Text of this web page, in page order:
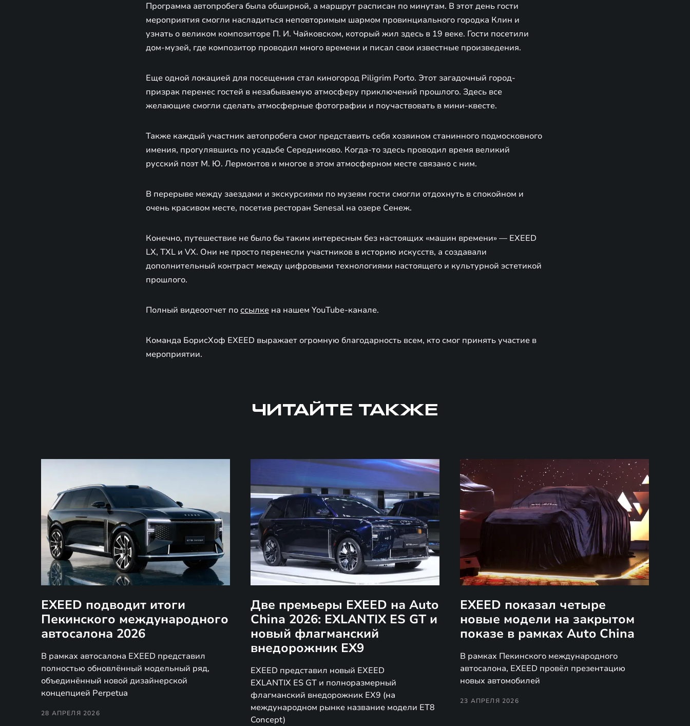
Программа автопробега была обширной, а маршрут расписан по минутам. В этот день гости
мероприятия смогли насладиться неповторимым шармом провинциального городка Клин и
узнать о великом композиторе П. И. Чайковском, который жил здесь в 19 веке. Гости посетили
дом-музей, где композитор проводил много времени и писал свои известные произведения.
Еще одной локацией для посещения стал киногород Piligrim Porto. Этот загадочный город-
призрак перенес гостей в незабываемую атмосферу приключений прошлого. Здесь все
желающие смогли сделать атмосферные фотографии и поучаствовать в мини-квесте.
Также каждый участник автопробега смог представить себя хозяином станинного подмосковного
имения, прогулявшись по усадьбе Середниково. Когда-то здесь проводил время великий
русский поэт М. Ю. Лермонтов и многое в этом атмосферном месте связано с ним.
В перерыве между заездами и экскурсиями по музеям гости смогли отдохнуть в спокойном и
очень красивом месте, посетив ресторан Senesal на озере Сенеж.
Конечно, путешествие не было бы таким интересным без настоящих «машин времени» — EXEED
LX, TXL и VX. Они не просто перенесли участников в историю искусств, а создавали
дополнительный контраст между цифровыми технологиями настоящего и культурной эстетикой
прошлого.
Полный видеоотчет по ссылке на нашем YouTube-канале.
Команда БорисХоф EXEED выражает огромную благодарность всем, кто смог принять участие в
мероприятии.
ЧИТАЙТЕ ТАКЖЕ
EXEED подводит итоги
Пекинского международного
автосалона 2026
В рамках автосалона EXEED представил
полностью обновлённый модельный ряд,
объединённый новой дизайнерской
концепцией Perpetua
28 АПРЕЛЯ 2026
Две премьеры EXEED на Auto
China 2026: EXLANTIX ES GT и
новый флагманский
внедорожник EX9
EXEED представил новый EXEED
EXLANTIX ES GT и полноразмерный
флагманский внедорожник EX9 (на
международном рынке название модели ET8
Concept)
EXEED показал четыре
новые модели на закрытом
показе в рамках Auto China
В рамках Пекинского международного
автосалона, EXEED провёл презентацию
новых автомобилей
23 АПРЕЛЯ 2026